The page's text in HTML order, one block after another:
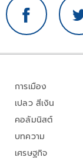
การเมือง
เปลว สีเงิน
คอลัมนิสต์
บทความ
เศรษฐกิจ